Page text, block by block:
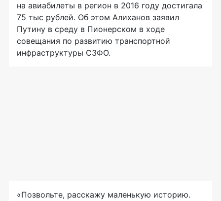
на авиабилеты в регион в 2016 году достигала
75 тыс рублей. Об этом Алиханов заявил
Путину в среду в Пионерском в ходе
совещания по развитию транспортной
инфраструктуры СЗФО.
«Позвольте, расскажу маленькую историю.